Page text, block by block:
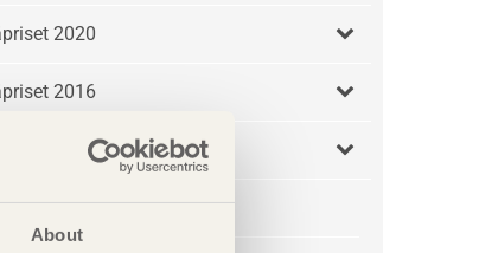
About
2020
2016
2016